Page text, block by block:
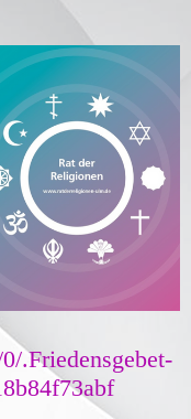
.Friedensgebet-